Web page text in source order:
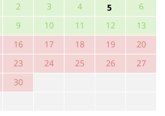
2 3 4 5 6
9 10 11 12 13
16 17 18 19 20
23 24 25 26 27
30